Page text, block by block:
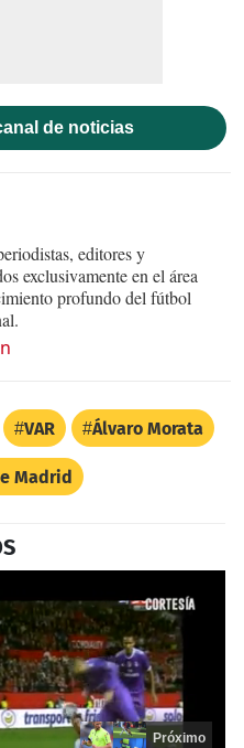
de noticias
editores y
exclusivamente en el área
profundo del fútbol
VAR Álvaro Morata
Madrid
Próximo